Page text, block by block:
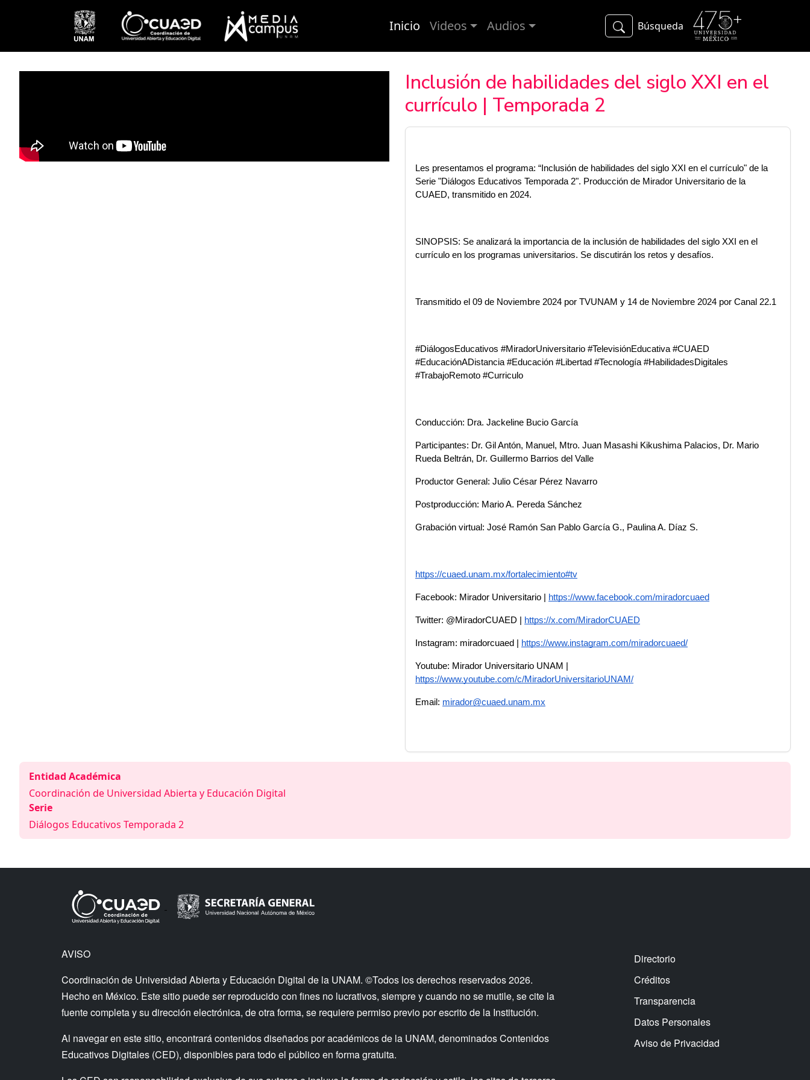
Inicio Videos Audios Búsqueda
Inclusión de habilidades del siglo XXI en el
currículo | Temporada 2
Les presentamos el programa: “Inclusión de habilidades del siglo XXI en el currículo" de la
Serie "Diálogos Educativos Temporada 2". Producción de Mirador Universitario de la
CUAED, transmitido en 2024.
SINOPSIS: Se analizará la importancia de la inclusión de habilidades del siglo XXI en el
currículo en los programas universitarios. Se discutirán los retos y desafíos.
Transmitido el 09 de Noviembre 2024 por TVUNAM y 14 de Noviembre 2024 por Canal 22.1
#DiálogosEducativos #MiradorUniversitario #TelevisiónEducativa #CUAED
#EducaciónADistancia #Educación #Libertad #Tecnología #HabilidadesDigitales
#TrabajoRemoto #Curriculo
Conducción: Dra. Jackeline Bucio García
Participantes: Dr. Gil Antón, Manuel, Mtro. Juan Masashi Kikushima Palacios, Dr. Mario
Rueda Beltrán, Dr. Guillermo Barrios del Valle
Productor General: Julio César Pérez Navarro
Postproducción: Mario A. Pereda Sánchez
Grabación virtual: José Ramón San Pablo García G., Paulina A. Díaz S.
https://cuaed.unam.mx/fortalecimiento#tv
Facebook: Mirador Universitario | https://www.facebook.com/miradorcuaed
Twitter: @MiradorCUAED | https://x.com/MiradorCUAED
Instagram: miradorcuaed | https://www.instagram.com/miradorcuaed/
https://www.youtube.com/c/MiradorUniversitarioUNAM/
Email: mirador@cuaed.unam.mx
Entidad Académica
Coordinación de Universidad Abierta y Educación Digital
Serie
Diálogos Educativos Temporada 2
AVISO
Coordinación de Universidad Abierta y Educación Digital de la UNAM. ©Todos los derechos reservados 2026.
Hecho en México. Este sitio puede ser reproducido con fines no lucrativos, siempre y cuando no se mutile, se cite la
fuente completa y su dirección electrónica, de otra forma, se requiere permiso previo por escrito de la Institución.
Al navegar en este sitio, encontrará contenidos diseñados por académicos de la UNAM, denominados Contenidos
Educativos Digitales (CED), disponibles para todo el público en forma gratuita.
Directorio
Créditos
Transparencia
Datos Personales
Aviso de Privacidad